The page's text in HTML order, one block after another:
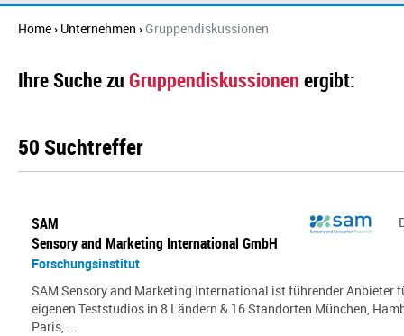
Home› Unternehmen › Gruppendiskussionen
Ihre Suche zu Gruppendiskussionen ergibt:
50 Suchtreffer
SAM
Sensory and Marketing International GmbH
Forschungsinstitut
SAM Sensory and Marketing International ist führender Anbieter
eigenen Teststudios in 8 Ländern & 16 Standorten München,
Paris, ...